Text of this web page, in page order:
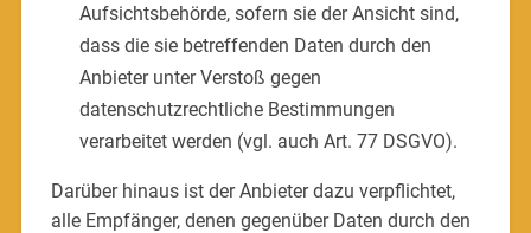
Aufsichtsbehörde, sofern sie der Ansicht sind,
dass die sie betreffenden Daten durch den
Anbieter unter Verstoß gegen
datenschutzrechtliche Bestimmungen
verarbeitet werden (vgl. auch Art. 77 DSGVO).
Darüber hinaus ist der Anbieter dazu verpflichtet,
alle Empfänger, denen gegenüber Daten durch den